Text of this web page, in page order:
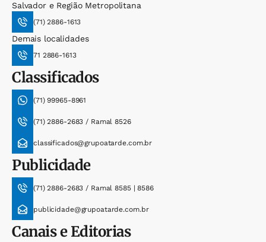
Salvador e Região Metropolitana
(71) 2886-1613
Demais localidades
71 2886-1613
Classificados
(71) 99965-8961
(71) 2886-2683 / Ramal 8526
classificados@grupoatarde.com.br
Publicidade
(71) 2886-2683 / Ramal 8585 | 8586
publicidade@grupoatarde.com.br
Canais e Editorias